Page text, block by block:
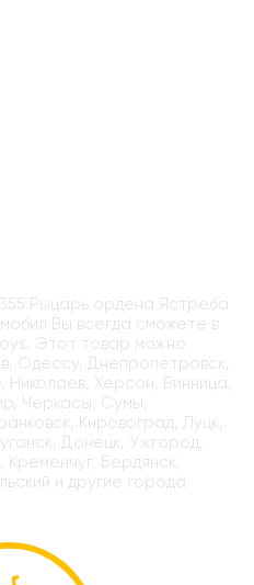
Рыцарь ордена Ястреба
Вы всегда сможете в
Этот товар можно
Одессу, Днепропетровск,
Николаев, Херсон, Винница,
Черкасы, Сумы,
Кировоград, Луцк,
Донецк, Ужгород,
Бердянск,
и другие города